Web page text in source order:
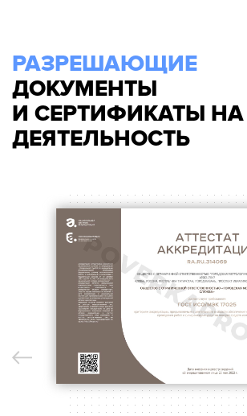
РАЗРЕШАЮЩИЕ
ДОКУМЕНТЫ
И СЕРТИФИКАТЫ НА
ДЕЯТЕЛЬНОСТЬ